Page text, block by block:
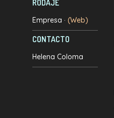
RODAJE
Empresa ·(Web)
CONTACTO
Helena Coloma